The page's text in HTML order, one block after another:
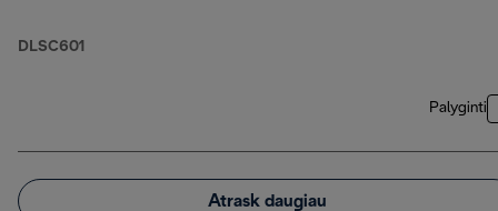
DLSC601
Palyginti
Atrask daugiau